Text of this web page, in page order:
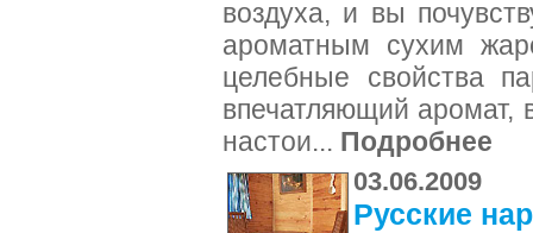
воздуха, и вы
ароматным сухим
целебные свойства
впечатляющий аромат,
настои... Подробнее
03.06.2009
Русские